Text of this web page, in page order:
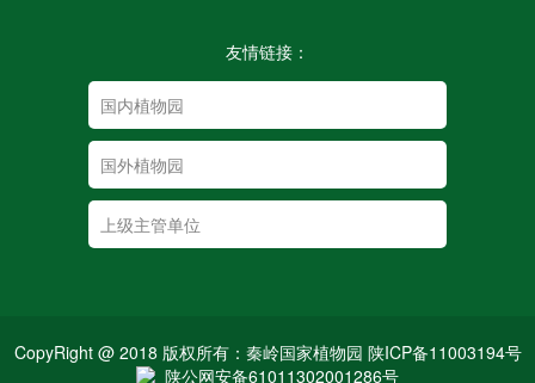
友情链接：
CopyRight @ 2018 版权所有：秦岭国家植物园 陕ICP备11003194号
陕公网安备61011302001286号